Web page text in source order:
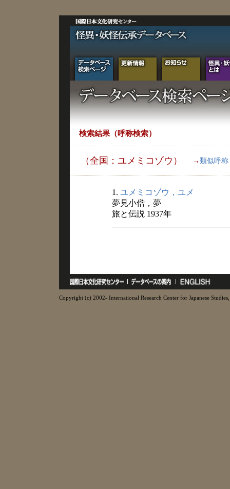
検索結果（呼称検索）
（全国：ユメミコゾウ） → 類似呼称
1. ユメミコゾウ，ユメ
夢見小僧，夢
旅と伝説 1937年
Copyright (c) 2002- International Research Center for Japanese